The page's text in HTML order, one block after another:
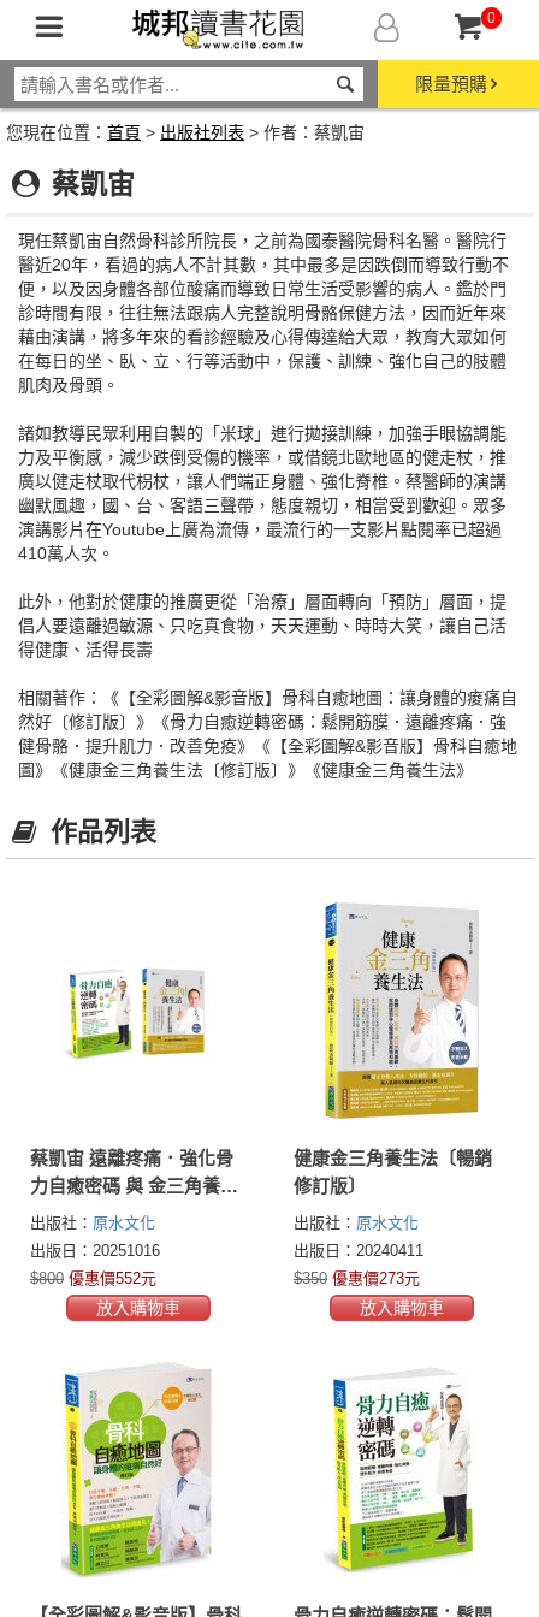
0
限量預購
您現在位置： 首頁 > 出版社列表 > 作者：蔡凱宙
蔡凱宙
現任蔡凱宙自然骨科診所院長，之前為國泰醫院骨科名醫。醫院行
醫近20年，看過的病人不計其數，其中最多是因跌倒而導致行動不
便，以及因身體各部位酸痛而導致日常生活受影響的病人。鑑於門
診時間有限，往往無法跟病人完整說明骨骼保健方法，因而近年來
藉由演講，將多年來的看診經驗及心得傳達給大眾，教育大眾如何
在每日的坐、臥、立、行等活動中，保護、訓練、強化自己的肢體
肌肉及骨頭。
諸如教導民眾利用自製的「米球」進行拋接訓練，加強手眼協調能
力及平衡感，減少跌倒受傷的機率，或借鏡北歐地區的健走杖，推
廣以健走杖取代枴杖，讓人們端正身體、強化脊椎。蔡醫師的演講
幽默風趣，國、台、客語三聲帶，態度親切，相當受到歡迎。眾多
演講影片在Youtube上廣為流傳，最流行的一支影片點閱率已超過
410萬人次。
此外，他對於健康的推廣更從「治療」層面轉向「預防」層面，提
倡人要遠離過敏源、只吃真食物，天天運動、時時大笑，讓自己活
得健康、活得長壽
相關著作：《【全彩圖解&影音版】骨科自癒地圖：讓身體的痠痛自
然好〔修訂版〕》《骨力自癒逆轉密碼：鬆開筋膜．遠離疼痛．強
健骨骼．提升肌力．改善免疫》《【全彩圖解&影音版】骨科自癒地
圖》《健康金三角養生法〔修訂版〕》《健康金三角養生法》
作品列表
蔡凱宙 遠離疼痛．強化骨
力自癒密碼 與 金三角養生
法套書(共2本)：骨力自癒
逆轉密碼+金三角養生法
出版社： 原水文化
出版日：20251016
$800 優惠價552元
放入購物車
健康金三角養生法〔暢銷
修訂版〕
出版社： 原水文化
出版日：20240411
$350 優惠價273元
放入購物車